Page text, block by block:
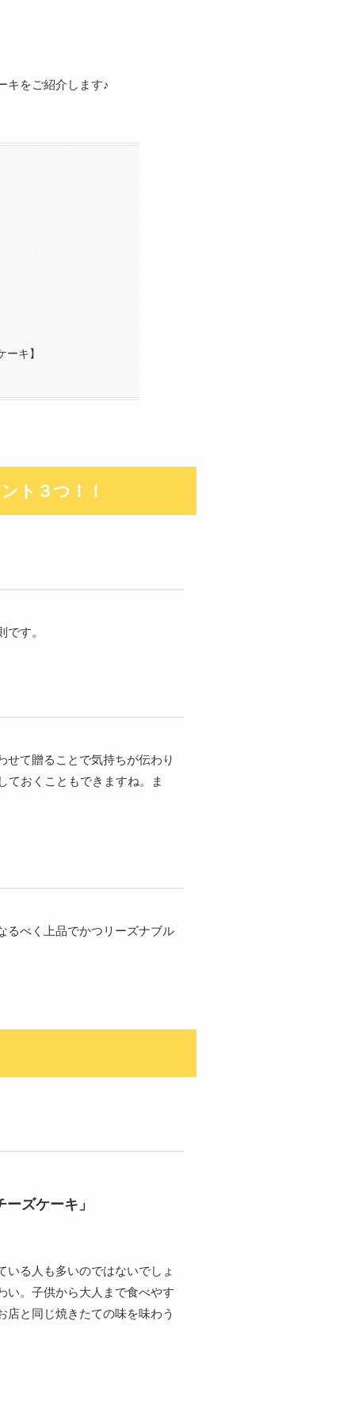
キをご紹介します♪
キ】
ト３つ！！
す。
せて贈ることで気持ちが伝わり
ておくこともできますね。ま
るべく上品でかつリーズナブル
ズケーキ」
る人も多いのではないでしょ
い。子供から大人まで食べやす
と同じ焼きたての味を味わう